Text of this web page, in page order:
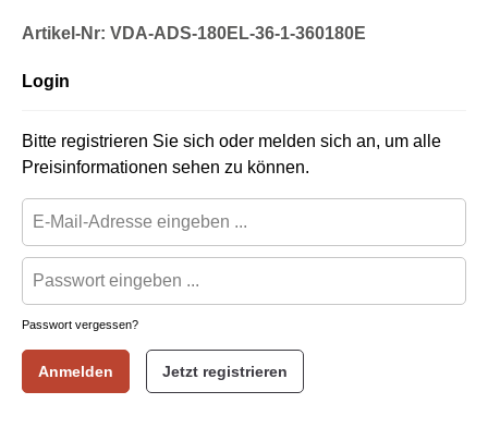
Artikel-Nr: VDA-ADS-180EL-36-1-360180E
Login
Bitte registrieren Sie sich oder melden sich an, um alle
Preisinformationen sehen zu können.
Passwort vergessen?
Anmelden Jetzt registrieren